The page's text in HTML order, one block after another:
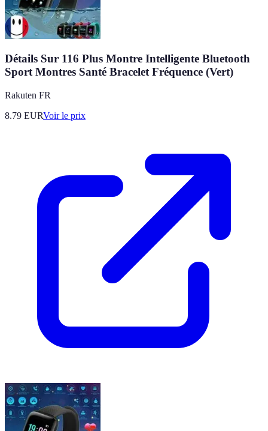
Détails Sur 116 Plus Montre Intelligente Bluetooth
Sport Montres Santé Bracelet Fréquence (Vert)
Rakuten FR
8.79 EURVoir le prix